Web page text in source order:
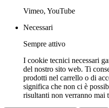
Vimeo, YouTube
Necessari
Sempre attivo
I cookie tecnici necessari
del nostro sito web. Ti
prodotti nel carrello o di
significa che non ci è
risultanti non verranno mai